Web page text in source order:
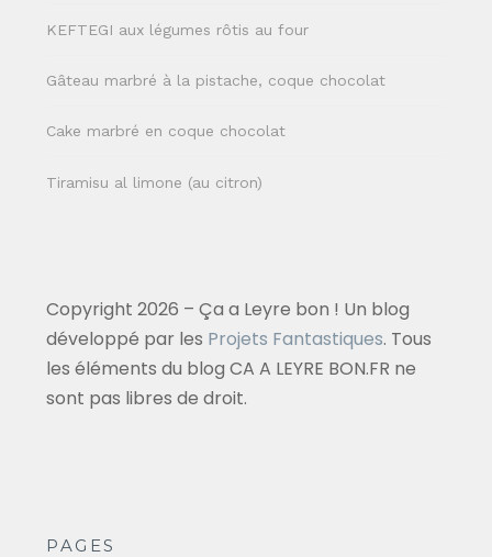
KEFTEGI aux légumes rôtis au four
Gâteau marbré à la pistache, coque chocolat
Cake marbré en coque chocolat
Tiramisu al limone (au citron)
Copyright 2026 – Ça a Leyre bon ! Un blog
développé par les Projets Fantastiques. Tous
les éléments du blog CA A LEYRE BON.FR ne
sont pas libres de droit.
PAGES